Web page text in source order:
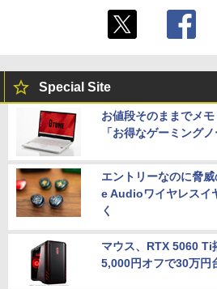
Special Site
お値段そのままでメ
「お得なゲーミングノ
エントリーなのに脅
e Audioワイヤレスイ
く
マウス、RTX 5060 Ti
5,000円オフで30万円